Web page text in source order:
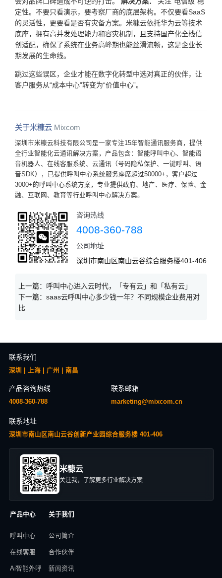
定性。不要只看演示，要考察厂商的底层架构。不仅要看SaaS
的灵活性，更要看是否有灾备方案。米糠云依托华为云等技术
底座，拥有高并发处理能力和容灾机制，且支持国产化全栈信
创适配，确保了系统在业务高峰期也能丝滑流畅，这是企业长
期发展的生命线。
跳过这些误区，企业才能在数字化转型中选对真正的伙伴，让
客户服务从“成本中心”转变为“价值中心”。
关于米糠云 Mixcom
深圳市米糠云科技有限公司是一家专注15年智能通讯服务商，提供
全行业智能化云通讯解决方案，产品包含：智能呼叫中心、智能语
音机器人、在线客服系统、云通讯（号码隐私保护、一键呼叫、语
音SDK），已提供呼叫中心系统服务座席超过50000+，客户超过
3000+的呼叫中心系统方案，专业提供政府、地产、医疗、保险、金
融、互联网、教育等行业呼叫中心解决方案。
咨询热线
4008-360-788
公司地址
深圳市南山区南山云谷综合服务楼401-406
上一篇： 呼叫中心进入云时代，「专有云」和「私有云」
下一篇： saas云呼叫中心多少钱一年？不同规模企业费用对
比
联系我们
深圳 | 上海 | 广州 | 南昌
产品咨询热线
4008-360-788
联系邮箱
marketing@mixcom.cn
联系地址
深圳市南山区南山云谷创新产业园综合服务楼 401-406
米糠云
关注我，了解更多行业解决方案
产品中心
呼叫中心
在线客服
Ai智能外呼
关于我们
公司简介
合作伙伴
新闻资讯